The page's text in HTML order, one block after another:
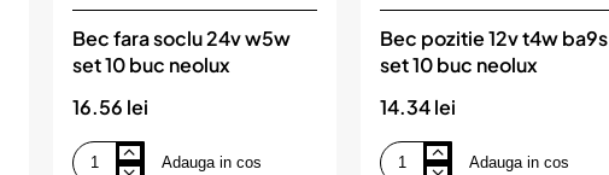
Bec fara soclu 24v w5w
set 10 buc neolux
16.56 lei
Bec
Adauga in cos
Bec pozitie 12v t4w ba9s
set 10 buc neolux
14.34 lei
Bec
Adauga in cos